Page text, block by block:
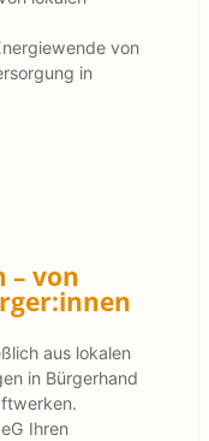
von
in
– von
aus lokalen
in Bürgerhand
Ihren